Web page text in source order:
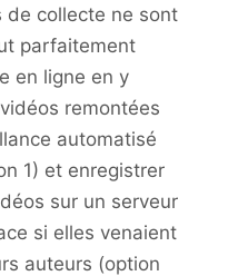
de collecte ne sont
parfaitement
en ligne en y
remontées
automatisé
1) et enregistrer
sur un serveur
si elles venaient
auteurs (option